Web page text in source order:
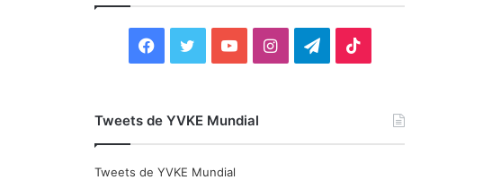
F
c
i
Y
u
I
T
Tweets de YVKE Mundial
Tweets de YVKE Mundial